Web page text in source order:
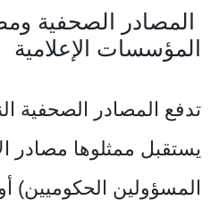
المصادر الصحفية
المؤسسات الإعلامية
تدفع المصادر الصحفية
يستقبل ممثلوها مصادر
المسؤولين الحكوميين)